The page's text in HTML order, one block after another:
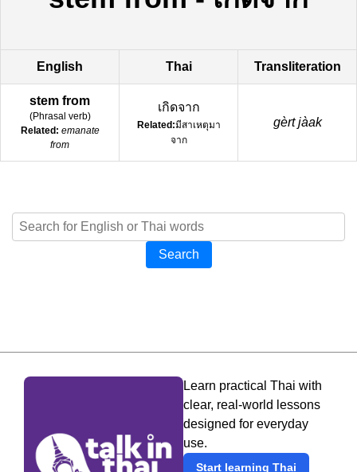
English Thai Transliteration
stem from
(Phrasal verb)
Related: emanate
from
เกิดจาก
Related:มีสาเหตุมา
จาก
gèrt jàak
Search
Learn practical Thai with
clear, real-world lessons
designed for everyday
use.
Start learning Thai